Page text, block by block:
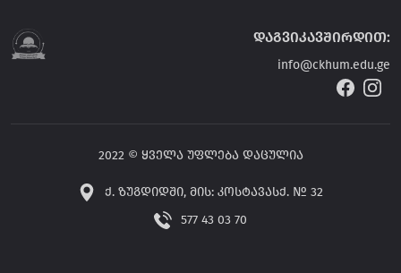
დაგვიკავშირდით:
info@ckhum.edu.ge
2022 © ყველა უფლება დაცულია
ქ. ზუგდიდში, მის: კოსტავასქ. № 32
577 43 03 70